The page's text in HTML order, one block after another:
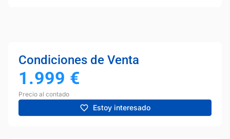
Condiciones de Venta
1.999 €
Precio al contado
Estoy interesado